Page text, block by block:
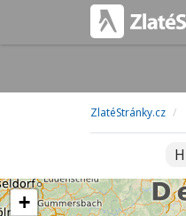
ZlatéStránky.cz
+